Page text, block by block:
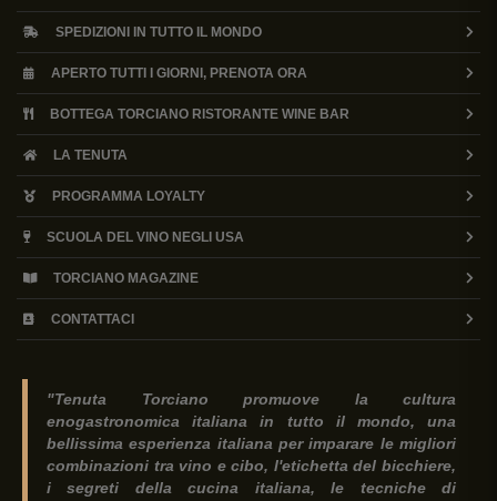
SPEDIZIONI IN TUTTO IL MONDO
APERTO TUTTI I GIORNI, PRENOTA ORA
BOTTEGA TORCIANO RISTORANTE WINE BAR
LA TENUTA
PROGRAMMA LOYALTY
SCUOLA DEL VINO NEGLI USA
TORCIANO MAGAZINE
CONTATTACI
"Tenuta Torciano promuove la cultura
enogastronomica italiana in tutto il mondo, una
bellissima esperienza italiana per imparare le migliori
combinazioni tra vino e cibo, l'etichetta del bicchiere,
i segreti della cucina italiana, le tecniche di